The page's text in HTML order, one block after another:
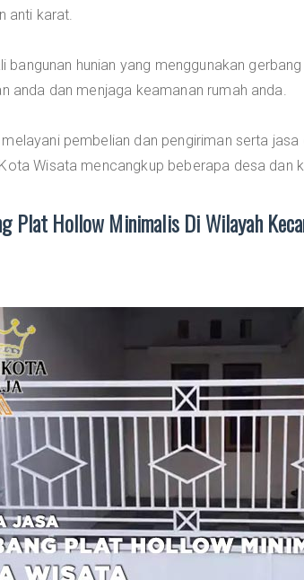
anti karat.
bangunan hunian yang menggunakan
anda dan menjaga keamanan rumah anda.
melayani pembelian dan pengiriman serta
Wisata mencangkup beberapa desa dan
Plat Hollow Minimalis Di Wilayah